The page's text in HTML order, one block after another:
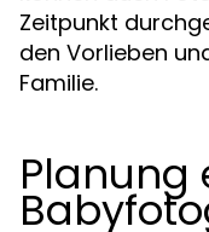
Zeitpunkt
den Vorlieben
Familie.
Planung